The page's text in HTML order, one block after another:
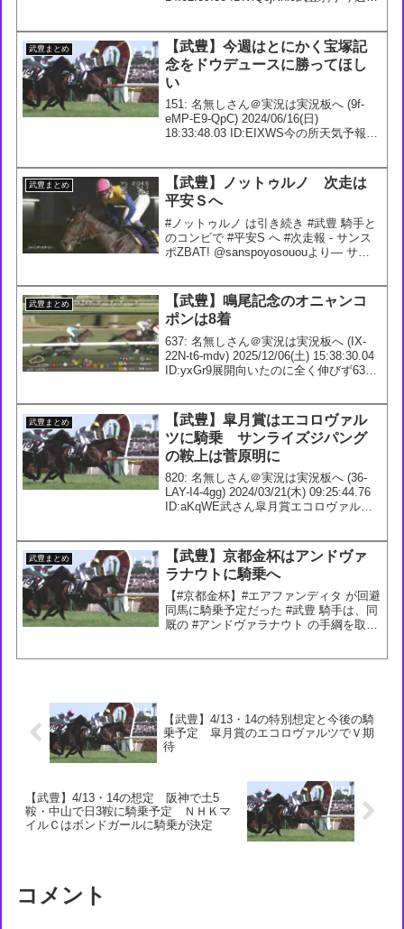
武豊まとめ
【武豊】今週はとにかく宝塚記
念をドウデュースに勝ってほし
い
151: 名無しさん＠実況は実況板へ (9f-
eMP-E9-QpC) 2024/06/16(日)
18:33:48.03 ID:EIXWS今の所天気予報は
しない158:...
武豊まとめ
【武豊】ノットゥルノ 次走は
平安Ｓへ
#ノットゥルノ は引き続き #武豊 騎手と
のコンビで #平安S へ #次走報 - サンス
ポZBAT! @sanspoyosououより— サン
武豊まとめ
【武豊】鳴尾記念のオニャンコ
ポンは8着
637: 名無しさん＠実況は実況板へ (IX-
22N-t6-mdv) 2025/12/06(土) 15:38:30.04
ID:yxGr9展開向いたのに全く伸びず638:
武豊まとめ
【武豊】皐月賞はエコロヴァル
ツに騎乗 サンライズジパング
の鞍上は菅原明に
820: 名無しさん＠実況は実況板へ (36-
LAY-I4-4gg) 2024/03/21(木) 09:25:44.76
ID:aKqWE武さん皐月賞エコロヴァルツ
武豊まとめ
【武豊】京都金杯はアンドヴァ
ラナウトに騎乗へ
【#京都金杯】#エアファンディタ が回避
同馬に騎乗予定だった #武豊 騎手は、同
厩の #アンドヴァラナウト の手綱を取
【武豊】4/13・14の特別想定と今後の騎
乗予定 皐月賞のエコロヴァルツでＶ期
待
【武豊】4/13・14の想定 阪神で土5
鞍・中山で日3鞍に騎乗予定 ＮＨＫマ
イルＣはボンドガールに騎乗が決定
コメント